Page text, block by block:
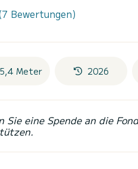
Bewertungen)
5,4 Meter 2026
Sie eine Spende an die